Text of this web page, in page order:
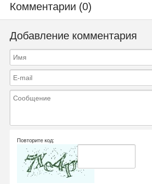
Комментарии (0)
Добавление комментария
Повторите код: